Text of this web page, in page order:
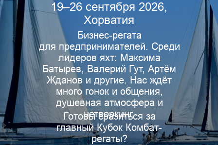
19–26 сентября 2026,
Хорватия
Бизнес-регата
для предпринимателей. Среди
лидеров яхт: Максима
Батырев, Валерий Гут, Артём
Жданов и другие. Нас ждёт
много гонок и общения,
душевная атмосфера и
нетворкинг.
Готовы сразиться за
главный Кубок Комбат-
регаты?